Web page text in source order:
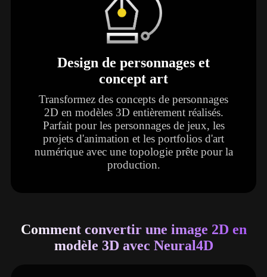
Design de personnages et
concept art
Transformez des concepts de personnages
2D en modèles 3D entièrement réalisés.
Parfait pour les personnages de jeux, les
projets d'animation et les portfolios d'art
numérique avec une topologie prête pour la
production.
Comment convertir une image 2D en
modèle 3D avec Neural4D